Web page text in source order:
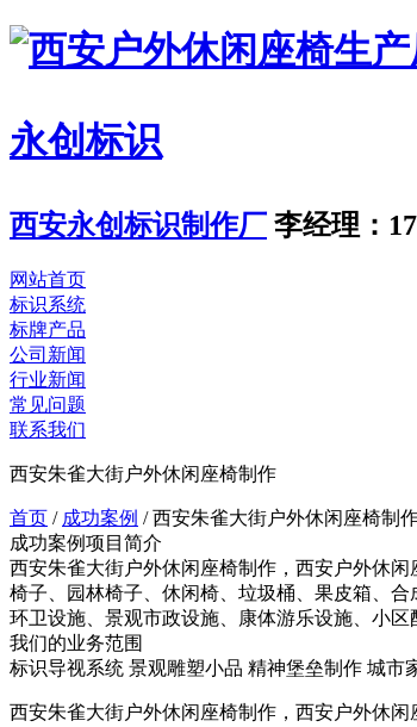
永创标识
西安永创标识制作厂 李经理：
网站首页
标识系统
标牌产品
公司新闻
行业新闻
常见问题
联系我们
西安朱雀大街户外休闲座椅制作
首页 / 成功案例 /西安朱雀大街户外休闲座椅制
成功案例项目简介
西安朱雀大街户外休闲座椅制作，西安户外休
椅子、园林椅子、休闲椅、垃圾桶、果皮箱、
环卫设施、景观市政设施、康体游乐设施、小区
我们的业务范围
标识导视系统 景观雕塑小品 精神堡垒制作 城市
西安朱雀大街户外休闲座椅制作，西安户外休